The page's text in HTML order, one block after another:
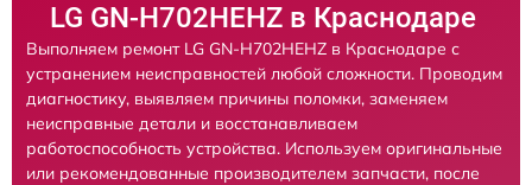
LG GN-H702HEHZ в Краснодаре
Выполняем ремонт LG GN-H702HEHZ в Краснодаре с
устранением неисправностей любой сложности. Проводим
диагностику, выявляем причины поломки, заменяем
неисправные детали и восстанавливаем
работоспособность устройства. Используем оригинальные
или рекомендованные производителем запчасти, после